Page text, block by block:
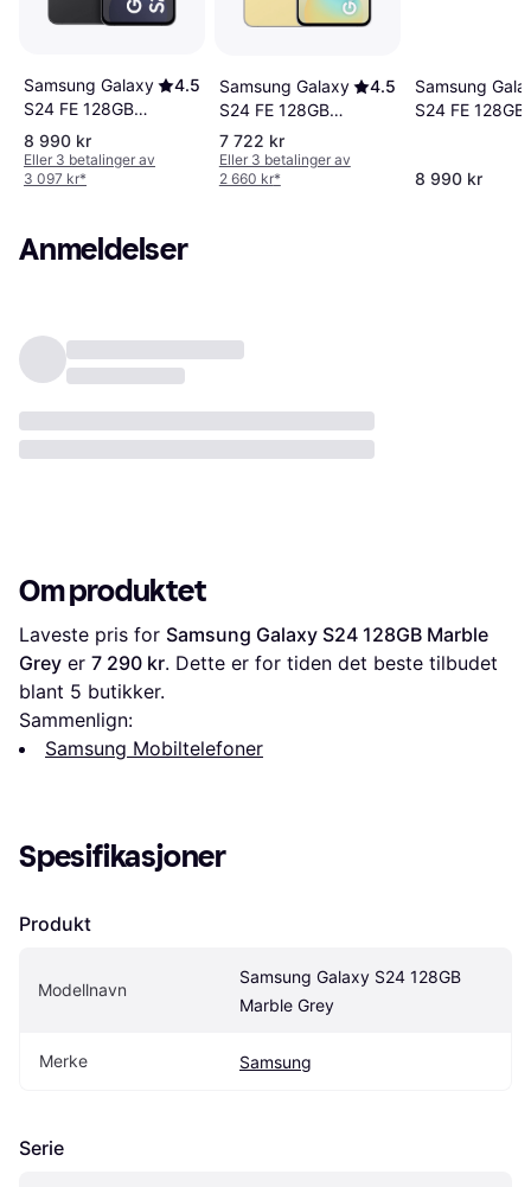
Samsung Galaxy
S24 FE 128GB
Graphite
4.5
8 990 kr
Eller 3 betalinger av
3 097 kr*
Samsung Galaxy
S24 FE 128GB
Yellow
4.5
7 722 kr
Eller 3 betalinger av
2 660 kr*
Samsung
S24 FE 128GB
8 990 kr
Anmeldelser
Om produktet
Laveste pris for Samsung Galaxy S24 128GB Marble
Grey er 7 290 kr. Dette er for tiden det beste tilbudet
blant 5 butikker.
Sammenlign:
Samsung Mobiltelefoner
Spesifikasjoner
Produkt
Modellnavn
Samsung Galaxy S24 128GB
Marble Grey
Merke Samsung
Serie